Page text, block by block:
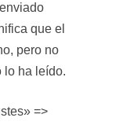
que el
pero no
lo ha leído.
=>